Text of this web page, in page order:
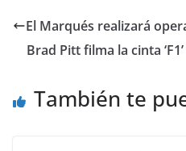
e
b
o
er l s
A
p
El Marqués realizará
Brad Pitt filma la cinta
También te